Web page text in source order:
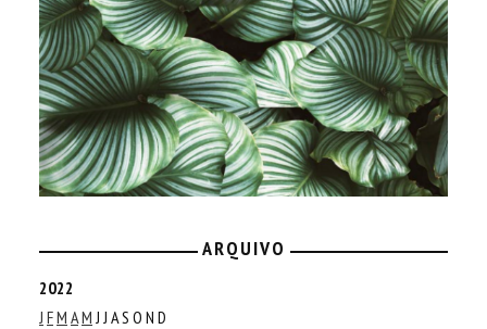
ARQUIVO
2022
J FM AM J J AS O N D